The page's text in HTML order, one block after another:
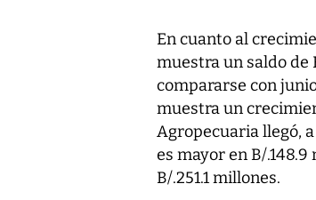
En cuanto al
muestra un saldo de
compararse con
muestra un
Agropecuaria llegó,
es mayor en B/
B/.251.1 millones.